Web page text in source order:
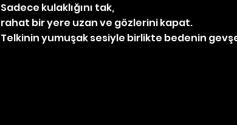
Sadece kulaklığını tak,
rahat bir yere uzan ve gözlerini kapat.
Telkinin yumuşak sesiyle birlikte bedenin